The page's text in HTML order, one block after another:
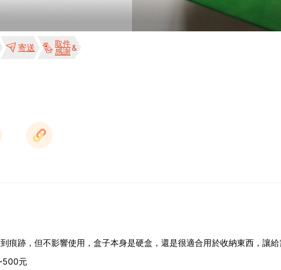
寄送
取件
感謝
痕跡，但不影響使用，盒子本身是硬盒，還是很適合用於收納東西，讓給
元